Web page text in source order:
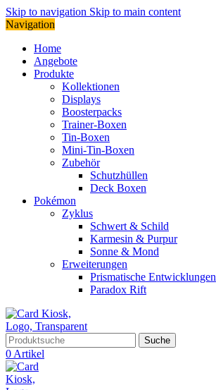
Skip to navigation Skip to main content
Navigation
Home
Angebote
Produkte
Kollektionen
Displays
Boosterpacks
Trainer-Boxen
Tin-Boxen
Mini-Tin-Boxen
Zubehör
Schutzhüllen
Deck Boxen
Pokémon
Zyklus
Schwert & Schild
Karmesin & Purpur
Sonne & Mond
Erweiterungen
Prismatische Entwicklungen
Paradox Rift
Suche
0 Artikel